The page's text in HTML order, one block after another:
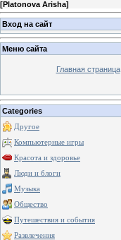
[Platonova Arisha]
Вход на сайт
Меню сайта
Главная страница
Categories
Другое
Компьютерные игры
Красота и здоровье
Люди и блоги
Музыка
Общество
Путешествия и события
Развлечения